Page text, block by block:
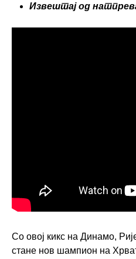
Извештај од
Со овој кикс на Динамо,
стане нов шампион на